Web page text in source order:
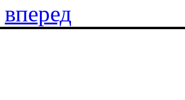
вперед